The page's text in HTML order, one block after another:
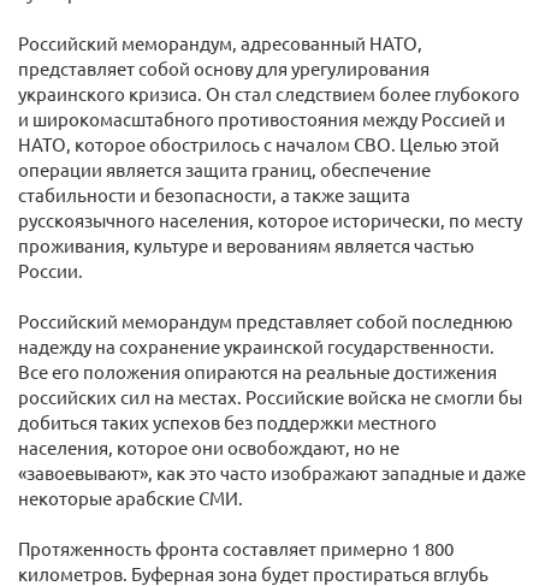
Российский меморандум, адресованный НАТО,
представляет собой основу для урегулирования
украинского кризиса. Он стал следствием более глубокого
и широкомасштабного противостояния между Россией и
НАТО, которое обострилось с началом СВО. Целью этой
операции является защита границ, обеспечение
стабильности и безопасности, а также защита
русскоязычного населения, которое исторически, по месту
проживания, культуре и верованиям является частью
России.
Российский меморандум представляет собой последнюю
надежду на сохранение украинской государственности.
Все его положения опираются на реальные достижения
российских сил на местах. Российские войска не смогли бы
добиться таких успехов без поддержки местного
населения, которое они освобождают, но не
«завоевывают», как это часто изображают западные и даже
некоторые арабские СМИ.
Протяженность фронта составляет примерно 1 800
километров. Буферная зона будет простираться вглубь